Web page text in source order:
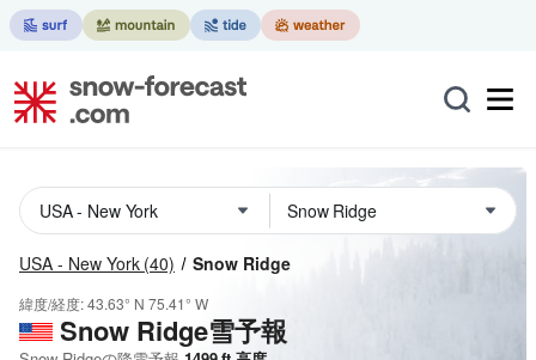
USA - New York (40) Snow Ridge
緯度/経度:43.63° N 75.41° W
Snow Ridge雪予報